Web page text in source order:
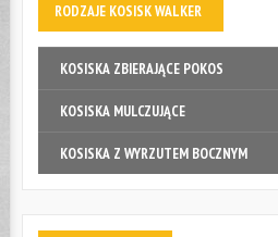
RODZAJE KOSISK WALKER
KOSISKA ZBIERAJĄCE POKOS
KOSISKA MULCZUJĄCE
KOSISKA Z WYRZUTEM BOCZNYM